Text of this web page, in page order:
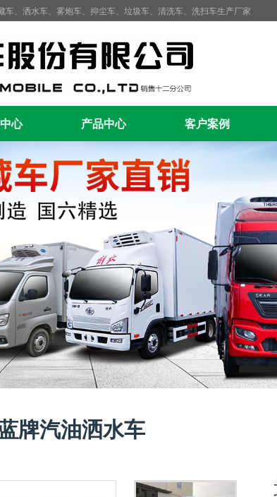
、洒水车、雾炮车、抑尘车、垃圾车、清洗车、洗扫车生产厂家
心 产品中心 客户案例
牌汽油洒水车